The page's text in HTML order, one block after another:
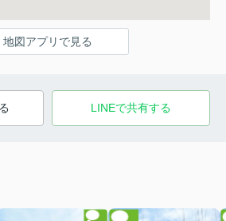
地図アプリで見る
LINEで共有する